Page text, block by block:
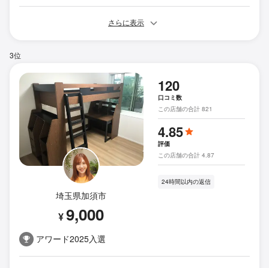
さらに表示
3位
埼玉県加須市
¥9,000
アワード2025入選
120
口コミ数
この店舗の合計 821
4.85
評価
この店舗の合計 4.87
24時間以内の返信